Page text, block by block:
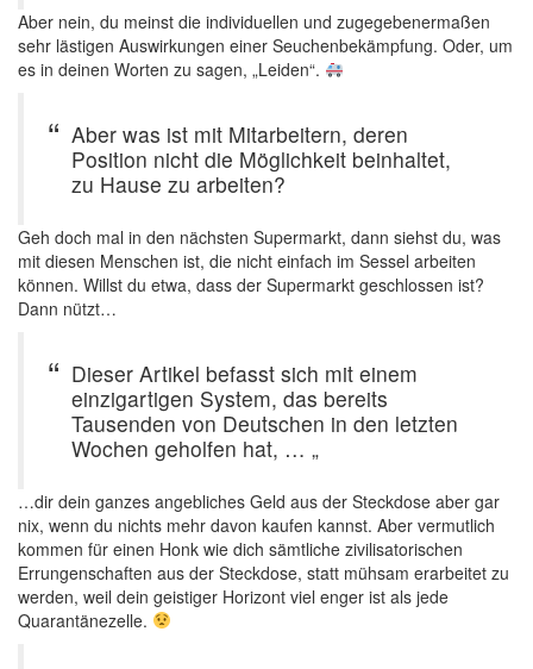
Aber nein, du meinst die individuellen und zugegebenermaßen
sehr lästigen Auswirkungen einer Seuchenbekämpfung. Oder, um
es in deinen Worten zu sagen, „Leiden“.
Aber was ist mit Mitarbeitern, deren
Position nicht die Möglichkeit beinhaltet,
zu Hause zu arbeiten?
Geh doch mal in den nächsten Supermarkt, dann siehst du, was
mit diesen Menschen ist, die nicht einfach im Sessel arbeiten
können. Willst du etwa, dass der Supermarkt geschlossen ist?
Dann nützt…
Dieser Artikel befasst sich mit einem
einzigartigen System, das bereits
Tausenden von Deutschen in den letzten
Wochen geholfen hat, … „
…dir dein ganzes angebliches Geld aus der Steckdose aber gar
nix, wenn du nichts mehr davon kaufen kannst. Aber vermutlich
kommen für einen Honk wie dich sämtliche zivilisatorischen
Errungenschaften aus der Steckdose, statt mühsam erarbeitet zu
werden, weil dein geistiger Horizont viel enger ist als jede
Quarantänezelle.